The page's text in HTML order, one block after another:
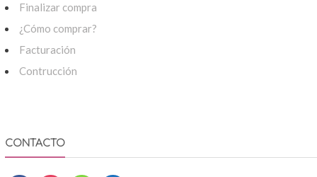
Finalizar compra
¿Cómo comprar?
Facturación
Contrucción
CONTACTO